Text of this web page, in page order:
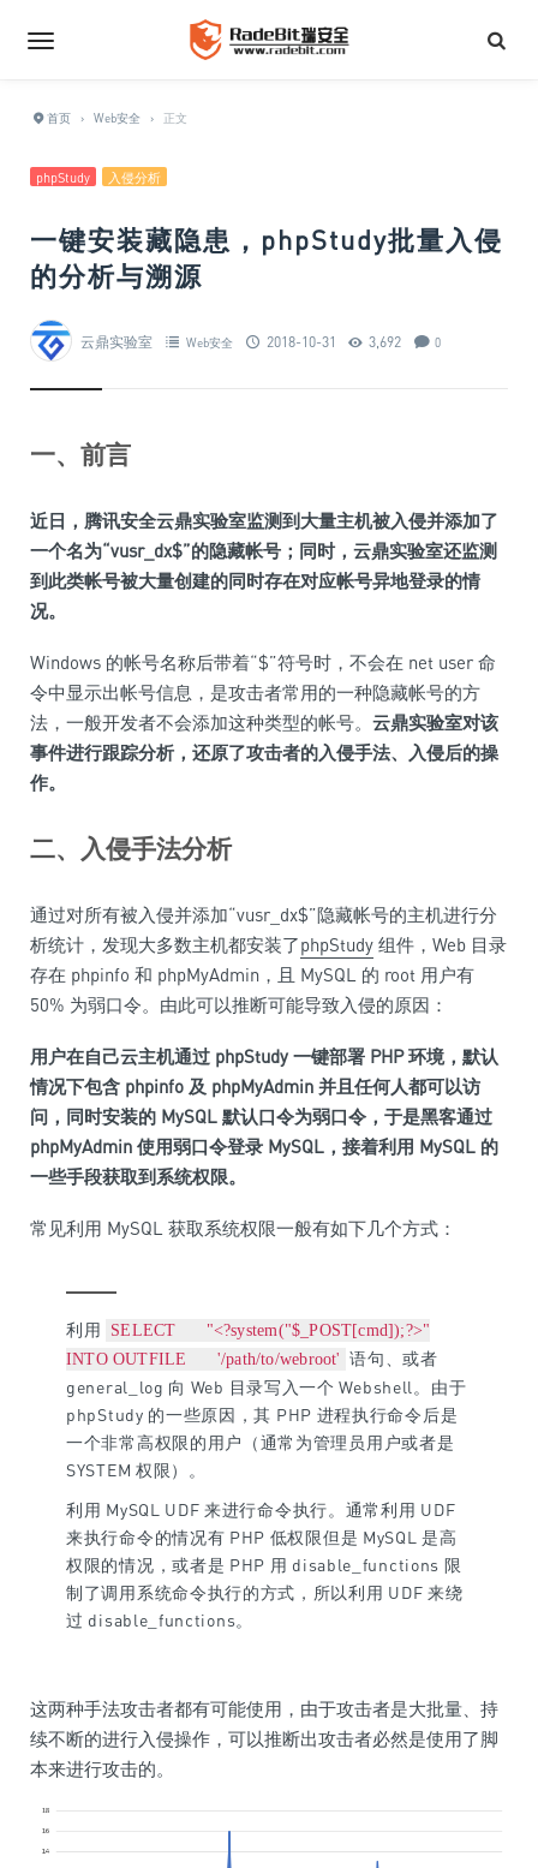
首页 › Web安全 › 正文
phpStudy 入侵分析
一键安装藏隐患，phpStudy批量入侵
的分析与溯源
云鼎实验室 Web安全 2018-10-31 3,692 0
一、前言
近日，腾讯安全云鼎实验室监测到大量主机被入侵并添加了
一个名为“vusr_dx$”的隐藏帐号；同时，云鼎实验室还监测
到此类帐号被大量创建的同时存在对应帐号异地登录的情
况。
Windows 的帐号名称后带着“$”符号时，不会在 net user 命
令中显示出帐号信息，是攻击者常用的一种隐藏帐号的方
法，一般开发者不会添加这种类型的帐号。 云鼎实验室对该
事件进行跟踪分析，还原了攻击者的入侵手法、入侵后的操
作。
二、入侵手法分析
通过对所有被入侵并添加“vusr_dx$”隐藏帐号的主机进行分
析统计，发现大多数主机都安装了phpStudy 组件，Web 目录
存在 phpinfo 和 phpMyAdmin，且 MySQL 的 root 用户有
50% 为弱口令。由此可以推断可能导致入侵的原因：
用户在自己云主机通过 phpStudy 一键部署 PHP 环境，默认
情况下包含 phpinfo 及 phpMyAdmin 并且任何人都可以访
问，同时安装的 MySQL 默认口令为弱口令，于是黑客通过
phpMyAdmin 使用弱口令登录 MySQL，接着利用 MySQL 的
一些手段获取到系统权限。
常见利用 MySQL 获取系统权限一般有如下几个方式：
利用
SELECT "<?system("$_POST[cmd]);?>"
INTO OUTFILE '/path/to/webroot' 语句、或者
general_log 向 Web 目录写入一个 Webshell。由于
phpStudy 的一些原因，其 PHP 进程执行命令后是
一个非常高权限的用户（通常为管理员用户或者是
SYSTEM 权限）。
利用 MySQL UDF 来进行命令执行。通常利用 UDF
来执行命令的情况有 PHP 低权限但是 MySQL 是高
权限的情况，或者是 PHP 用 disable_functions 限
制了调用系统命令执行的方式，所以利用 UDF 来绕
过 disable_functions。
这两种手法攻击者都有可能使用，由于攻击者是大批量、持
续不断的进行入侵操作，可以推断出攻击者必然是使用了脚
本来进行攻击的。